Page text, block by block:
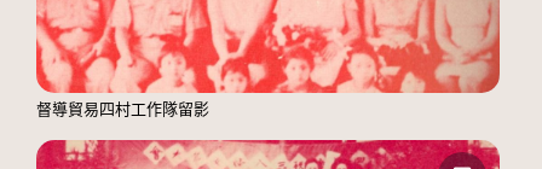
督導貿易四村工作隊留影